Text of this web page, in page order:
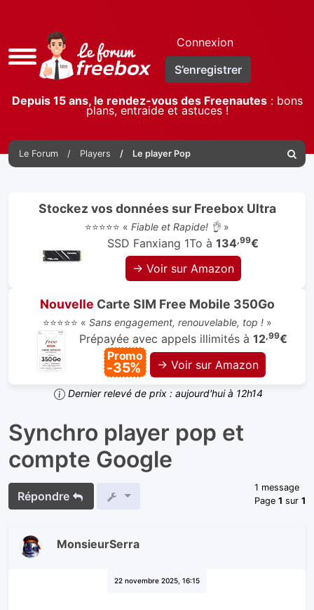
Accès
rapide
Connexion
S’enregistrer
Depuis 15 ans, le rendez-vous des Freenautes: bons
plans, entraide et astuces !
Le Forum Players Le player Pop
Stockez vos données sur Freebox Ultra
⭐⭐⭐⭐⭐ « Fiable et Rapide! 👌»
SSD Fanxiang 1To à 134,99€
→ Voir sur Amazon
Nouvelle Carte SIM Free Mobile 350Go
⭐⭐⭐⭐⭐ « Sans engagement, renouvelable, top !»
Prépayée avec appels illimités à 12,99€
Promo
-35% → Voir sur Amazon
Dernier relevé de prix : aujourd'hui à 12h14
Synchro player pop et
compte Google
Répondre
1 message
Page1 sur1
MonsieurSerra
22 novembre 2025, 16:15